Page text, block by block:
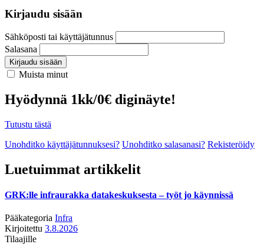
Kirjaudu sisään
Sähköposti tai käyttäjätunnus
Salasana
Kirjaudu sisään
Muista minut
Hyödynnä 1kk/0€ diginäyte!
Tutustu tästä
Unohditko käyttäjätunnuksesi? Unohditko salasanasi? Rekisteröidy
Luetuimmat artikkelit
GRK:lle infraurakka datakeskuksesta – työt jo käynnissä
Pääkategoria Infra
Kirjoitettu 3.8.2026
Tilaajille